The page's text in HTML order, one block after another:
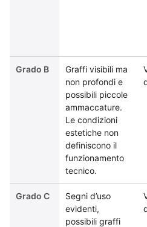
Grado B
Graffi visibili ma
non profondi e
possibili piccole
ammaccature.
Le condizioni
estetiche non
definiscono il
funzionamento
tecnico.
Grado C
Segni d’uso
evidenti,
possibili graffi